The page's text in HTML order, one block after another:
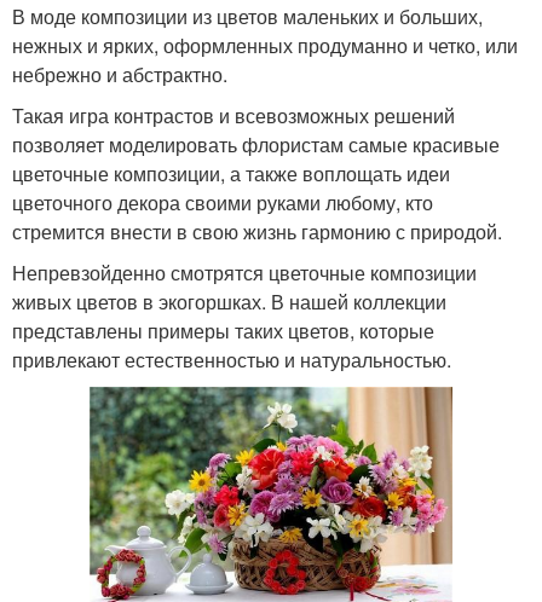
В моде композиции из цветов маленьких и больших,
нежных и ярких, оформленных продуманно и четко, или
небрежно и абстрактно.
Такая игра контрастов и всевозможных решений
позволяет моделировать флористам самые красивые
цветочные композиции, а также воплощать идеи
цветочного декора своими руками любому, кто
стремится внести в свою жизнь гармонию с природой.
Непревзойденно смотрятся цветочные композиции
живых цветов в экогоршках. В нашей коллекции
представлены примеры таких цветов, которые
привлекают естественностью и натуральностью.